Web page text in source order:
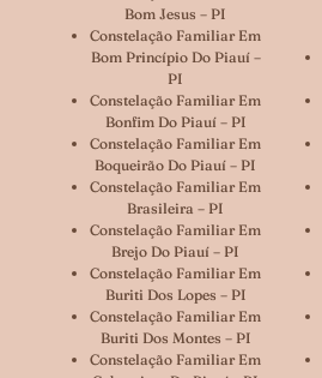
Bom Jesus – PI
Constelação Familiar Em
Bom Princípio Do Piauí –
PI
Constelação Familiar Em
Bonfim Do Piauí – PI
Constelação Familiar Em
Boqueirão Do Piauí – PI
Constelação Familiar Em
Brasileira – PI
Constelação Familiar Em
Brejo Do Piauí – PI
Constelação Familiar Em
Buriti Dos Lopes – PI
Constelação Familiar Em
Buriti Dos Montes – PI
Constelação Familiar Em